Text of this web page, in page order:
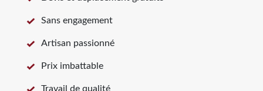
Sans engagement
Artisan passionné
Prix imbattable
Travail de qualité